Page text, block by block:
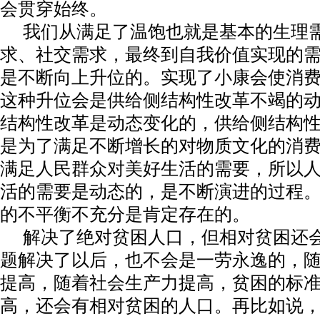
会贯穿始终。
我们从满足了温饱也就是基本的生理
求、社交需求，最终到自我价值实现的
是不断向上升位的。实现了小康会使消
这种升位会是供给侧结构性改革不竭的
结构性改革是动态变化的，供给侧结构
是为了满足不断增长的对物质文化的消
满足人民群众对美好生活的需要，所以
活的需要是动态的，是不断演进的过程
的不平衡不充分是肯定存在的。
解决了绝对贫困人口，但相对贫困还
题解决了以后，也不会是一劳永逸的，
提高，随着社会生产力提高，贫困的标
高，还会有相对贫困的人口。再比如说